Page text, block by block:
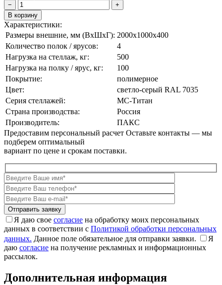
−
+
В корзину
Характеристики:
Размеры внешние, мм (ВxШxГ): 2000x1000x400
Количество полок / ярусов:
4
Нагрузка на стеллаж, кг:
500
Нагрузка на полку / ярус, кг:
100
Покрытие:
полимерное
Цвет:
cветло-серый RAL 7035
Серия стеллажей:
МС-Титан
Страна производства:
Россия
Производитель:
ПАКС
Предоставим персональный расчет Оставьте контакты — мы
подберем оптимальный
вариант по цене и срокам поставки.
Я даю свое согласие на обработку моих персональных
данных в соответствии с Политикой обработки персональных
данных. Данное поле обязательное для отправки заявки.
Я
даю согласие на получение рекламных и информационных
рассылок.
Дополнительная информация